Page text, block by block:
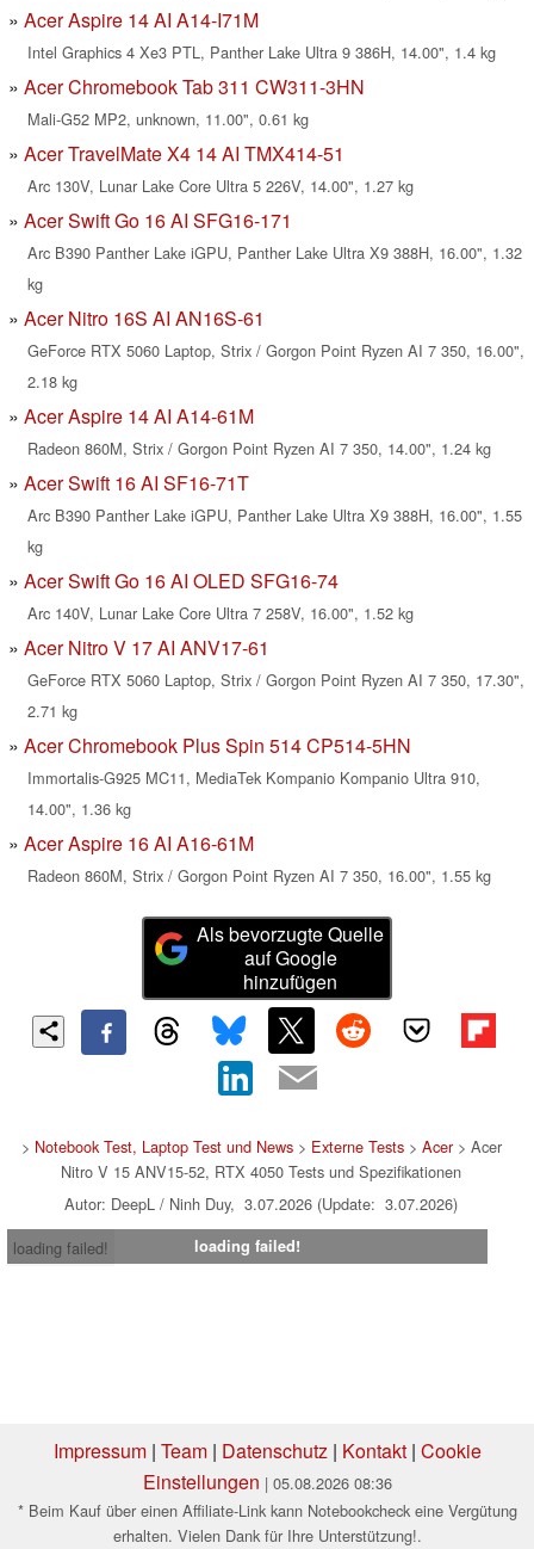
Acer Aspire 14 AI A14-I71M
Intel Graphics 4 Xe3 PTL, Panther Lake Ultra 9 386H, 14.00", 1.4 kg
Acer Chromebook Tab 311 CW311-3HN
Mali-G52 MP2, unknown, 11.00", 0.61 kg
Acer TravelMate X4 14 AI TMX414-51
Arc 130V, Lunar Lake Core Ultra 5 226V, 14.00", 1.27 kg
Acer Swift Go 16 AI SFG16-171
Arc B390 Panther Lake iGPU, Panther Lake Ultra X9 388H, 16.00", 1.32
kg
Acer Nitro 16S AI AN16S-61
GeForce RTX 5060 Laptop, Strix / Gorgon Point Ryzen AI 7 350, 16.00",
2.18 kg
Acer Aspire 14 AI A14-61M
Radeon 860M, Strix / Gorgon Point Ryzen AI 7 350, 14.00", 1.24 kg
Acer Swift 16 AI SF16-71T
Arc B390 Panther Lake iGPU, Panther Lake Ultra X9 388H, 16.00", 1.55
kg
Acer Swift Go 16 AI OLED SFG16-74
Arc 140V, Lunar Lake Core Ultra 7 258V, 16.00", 1.52 kg
Acer Nitro V 17 AI ANV17-61
GeForce RTX 5060 Laptop, Strix / Gorgon Point Ryzen AI 7 350, 17.30",
2.71 kg
Acer Chromebook Plus Spin 514 CP514-5HN
Immortalis-G925 MC11, MediaTek Kompanio Kompanio Ultra 910,
14.00", 1.36 kg
Acer Aspire 16 AI A16-61M
Radeon 860M, Strix / Gorgon Point Ryzen AI 7 350, 16.00", 1.55 kg
Als bevorzugte Quelle
auf Google
hinzufügen
> Notebook Test, Laptop Test und News> Externe Tests> Acer> Acer
Nitro V 15 ANV15-52, RTX 4050 Tests und Spezifikationen
Autor: DeepL / Ninh Duy, 3.07.2026 (Update: 3.07.2026)
loading failed!
loading failed!
Impressum| Team| Datenschutz| Kontakt| Cookie
Einstellungen | 05.08.2026 08:36
* Beim Kauf über einen Affiliate-Link kann Notebookcheck eine Vergütung
erhalten. Vielen Dank für Ihre Unterstützung!.